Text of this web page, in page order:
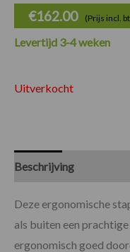
€162.00 (Prijs incl.
Levertijd 3-4 weken
Uitverkocht
Beschrijving
Deze ergonomische
als buiten een
ergonomisch goed